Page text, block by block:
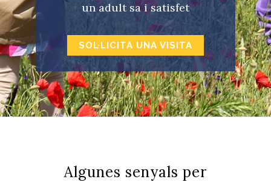
un adult sa i satisfet
SOL·LICITA UNA VISITA
Algunes senyals per